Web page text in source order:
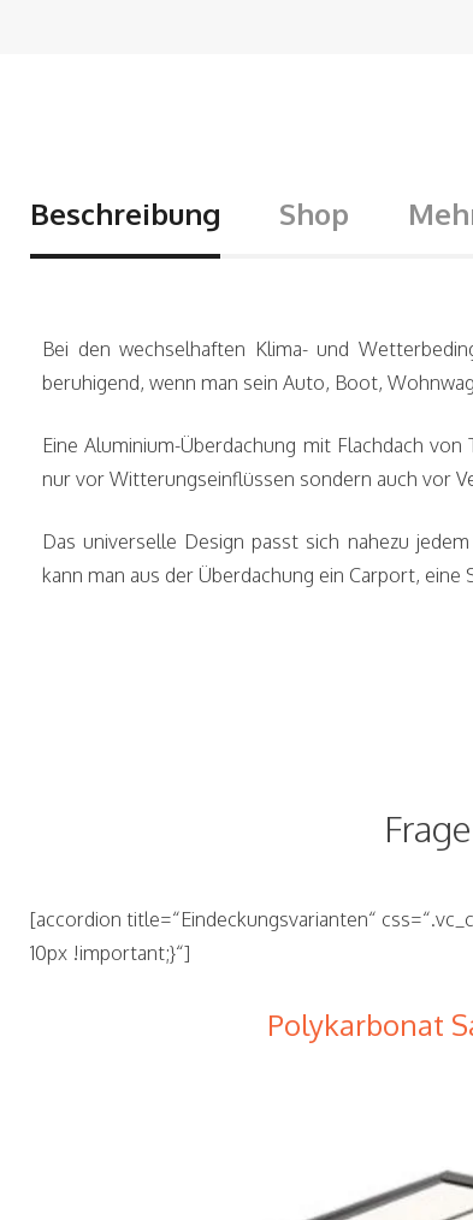
Beschreibung Shop
Bei den wechselhaften Klima- und
beruhigend, wenn man sein Auto, Boot,
Eine Aluminium-Überdachung mit Flachdach
nur vor Witterungseinflüssen sondern auch vor
Das universelle Design passt sich nahezu
kann man aus der Überdachung ein Carport,
[accordion title=“Eindeckungsvarianten“
10px !important;}“]
Polykarbonat